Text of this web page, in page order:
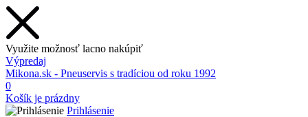
Využite možnosť lacno nakúpiť
Výpredaj
Mikona.sk - Pneuservis s tradíciou od roku 1992
0
Košík je prázdny
Prihlásenie